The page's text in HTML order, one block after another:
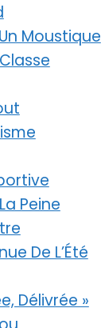
Moustique
Peine
De L’Été
Délivrée »